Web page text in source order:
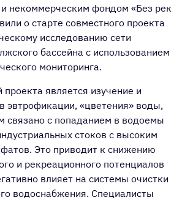
некоммерческим фондом «Без рек
о старте совместного проекта
исследованию сети
бассейна с использованием
мониторинга.
является изучение и
эвтрофикации, «цветения» воды,
связано с попаданием в водоемы
стоков с высоким
Это приводит к снижению
и рекреационного потенциалов
влияет на системы очистки
водоснабжения. Специалисты